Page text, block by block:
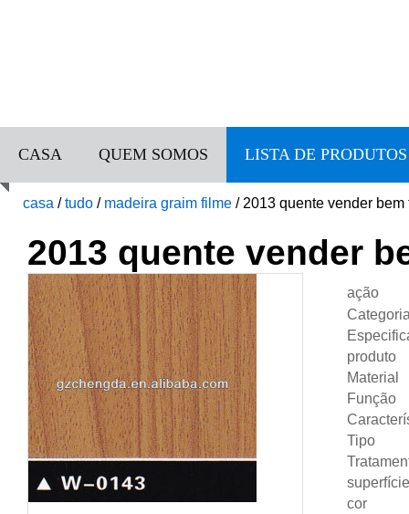
CASA QUEM SOMOS LISTA DE PRODUTOS
casa /tudo / madeira graim filme / 2013 quente vender
2013 quente vender
ação
produto
Material
Função
Tipo
superfície
cor